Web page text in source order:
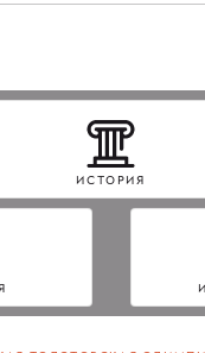
ИСТОРИЯ